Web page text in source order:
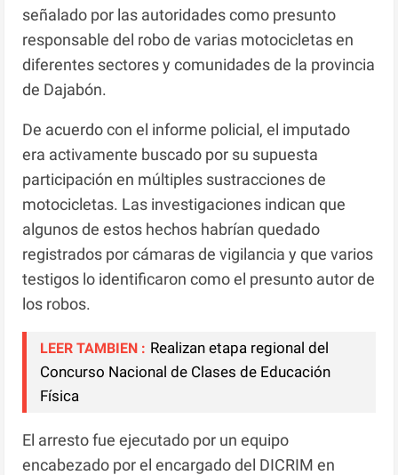
señalado por las autoridades como presunto
responsable del robo de varias motocicletas en
diferentes sectores y comunidades de la provincia
de Dajabón.
De acuerdo con el informe policial, el imputado
era activamente buscado por su supuesta
participación en múltiples sustracciones de
motocicletas. Las investigaciones indican que
algunos de estos hechos habrían quedado
registrados por cámaras de vigilancia y que varios
testigos lo identificaron como el presunto autor de
los robos.
LEER TAMBIEN : Realizan etapa regional del
Concurso Nacional de Clases de Educación
Física
El arresto fue ejecutado por un equipo
encabezado por el encargado del DICRIM en